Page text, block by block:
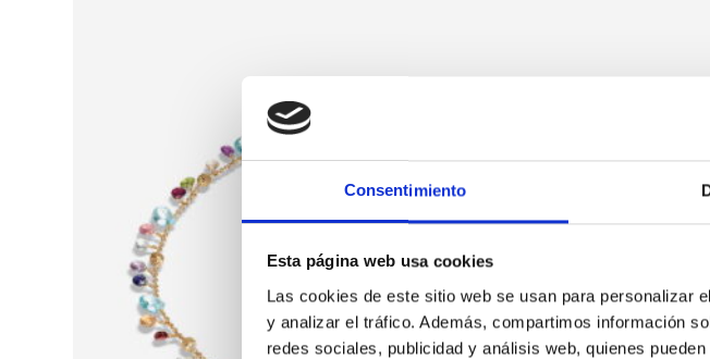
Consentimiento
Esta página web usa cookies
Las cookies de este sitio web se usan para personalizar
y analizar el tráfico. Además, compartimos información
redes sociales, publicidad y análisis web, quienes